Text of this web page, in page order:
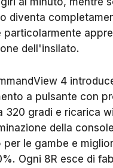
diventa
particolarmente
dell'insilato.
4
a pulsante con
320 gradi e ricarica
della
per le gambe e
Ogni 8R esce di